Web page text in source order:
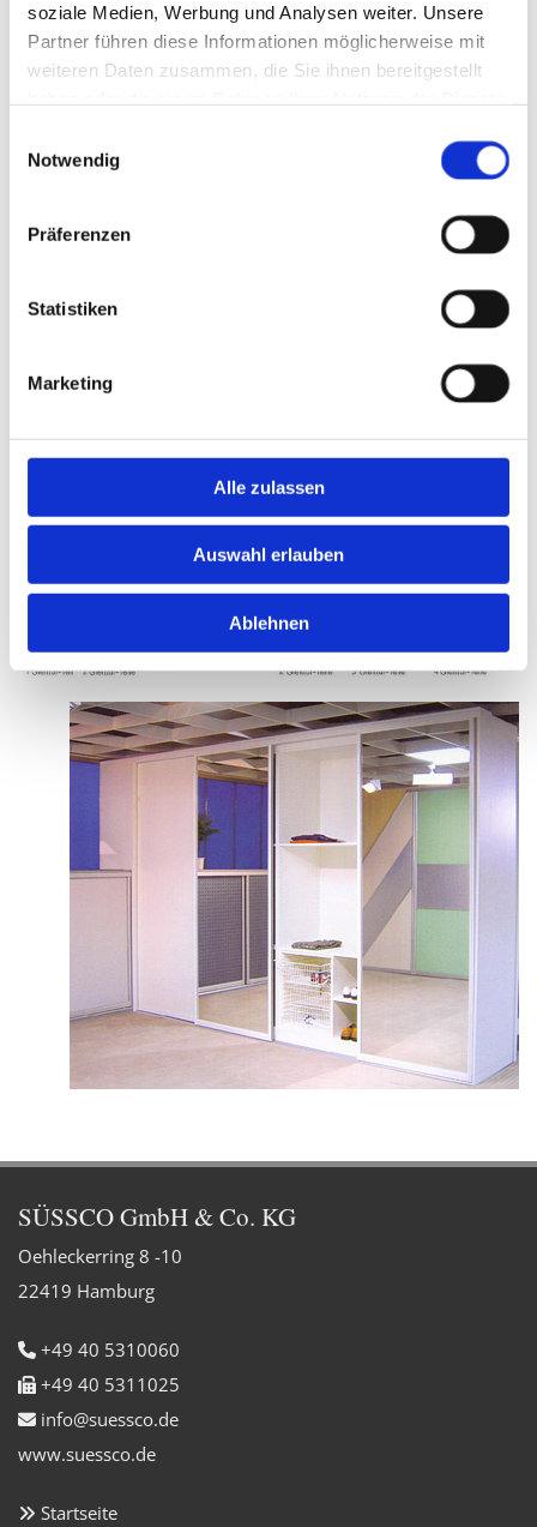
soziale Medien, Werbung und Analysen weiter. Unsere
Partner führen diese Informationen möglicherweise mit
weiteren Daten zusammen, die Sie ihnen bereitgestellt
Notwendig
Präferenzen
Statistiken
Marketing
Alle zulassen
Auswahl erlauben
Ablehnen
Moderne Gleittür-Systeme
Die Türen gleiten leicht und leise in den dafür
Es gibt die Möglichkeit der raumhohen Gestaltung,
Holzverkleidungen oder Sidebords.
SÜSSCO GmbH & Co. KG
Oehleckerring 8 -10
22419 Hamburg
 +49 40 5310060
 +49 40 5311025
 info@suessco.de
www.suessco.de
 Startseite